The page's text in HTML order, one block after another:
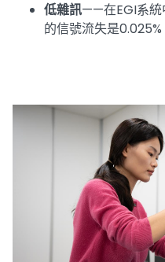
低雜訊——在EGI系統
的信號流失是